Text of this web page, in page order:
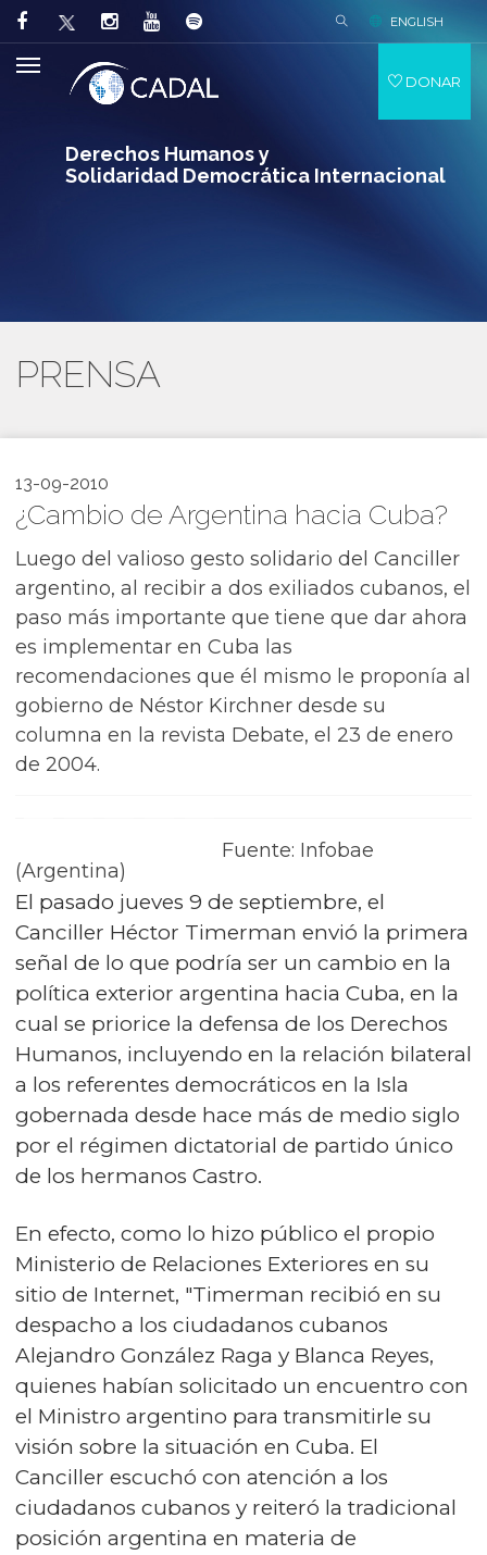
Derechos Humanos y
Solidaridad Democrática Internacional
ENGLISH
DONAR
PRENSA
13-09-2010
¿Cambio de Argentina hacia Cuba?
Luego del valioso gesto solidario del Canciller
argentino, al recibir a dos exiliados cubanos, el
paso más importante que tiene que dar ahora
es implementar en Cuba las
recomendaciones que él mismo le proponía al
gobierno de Néstor Kirchner desde su
columna en la revista Debate, el 23 de enero
de 2004.
Fuente: Infobae
(Argentina)
El pasado jueves 9 de septiembre, el
Canciller Héctor Timerman envió la primera
señal de lo que podría ser un cambio en la
política exterior argentina hacia Cuba, en la
cual se priorice la defensa de los Derechos
Humanos, incluyendo en la relación bilateral
a los referentes democráticos en la Isla
gobernada desde hace más de medio siglo
por el régimen dictatorial de partido único
de los hermanos Castro.
En efecto, como lo hizo público el propio
Ministerio de Relaciones Exteriores en su
sitio de Internet, "Timerman recibió en su
despacho a los ciudadanos cubanos
Alejandro González Raga y Blanca Reyes,
quienes habían solicitado un encuentro con
el Ministro argentino para transmitirle su
visión sobre la situación en Cuba. El
Canciller escuchó con atención a los
ciudadanos cubanos y reiteró la tradicional
posición argentina en materia de